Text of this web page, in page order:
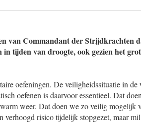
van Commandant der Strijdkrachten
in tijden van droogte, ook gezien het
oefeningen. De veiligheidssituatie in de
oefenen is daarvoor essentieel. Dat
weer. Dat doen we zo veilig mogelijk
verhoogd risico tijdelijk stopgezet, maar